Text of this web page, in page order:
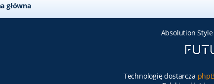
główna
Absolution
Technologię dostarcza